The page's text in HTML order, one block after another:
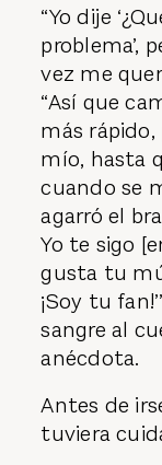
“Yo dije
problema’,
vez me
“Así que
más
mío, hasta
cuando se
agarró el
Yo te sigo
gusta tu
¡Soy tu
sangre al
anécdota.
Antes de
tuviera